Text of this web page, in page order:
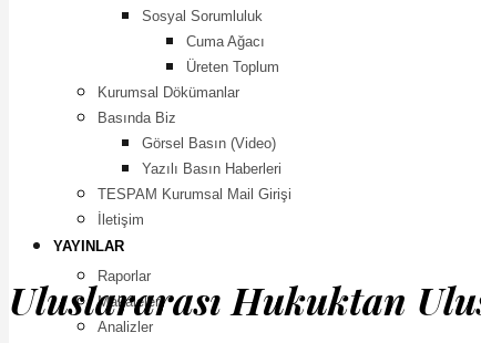
Sosyal Sorumluluk
Cuma Ağacı
Üreten Toplum
Kurumsal Dökümanlar
Basında Biz
Görsel Basın (Video)
Yazılı Basın Haberleri
TESPAM Kurumsal Mail Girişi
İletişim
YAYINLAR
Raporlar
Makaleler
Analizler
Uluslararası Hukuktan